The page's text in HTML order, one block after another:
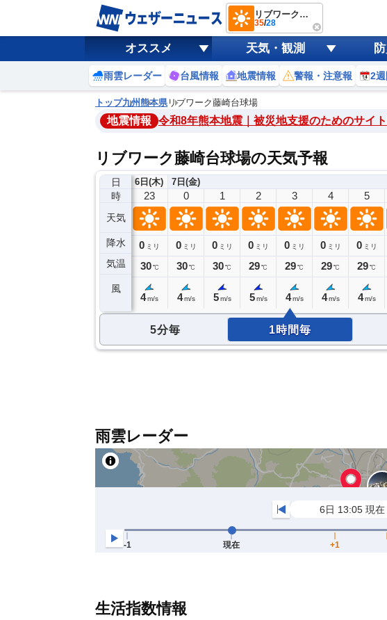
リブワーク藤崎台球場
35/28
オススメ 天気・観測
雨雲レーダー 台風情報 地震情報 警報・注意報 2
トップ九州熊本県リブワーク藤崎台球場
地震情報 令和8年熊本地震｜被災地支援のためのサイ
リブワーク藤崎台球場の天気予報
日
時
天気
降水
気温
風
6日(木)
22
0ミリ
30℃
23
0 ミリ
30 ℃
4m/s
7日(金)
0
0 ミリ
30℃
4 m/s
1
0 ミリ
30℃
5 m/s
2
0 ミリ
29℃
5 m/s
3
0 ミリ
29℃
4 m/s
4
0 ミリ
29℃
4 m/s
5
0 ミリ
29℃
4 m/s
5分毎 1時間毎
雨雲レーダー
生活指数情報